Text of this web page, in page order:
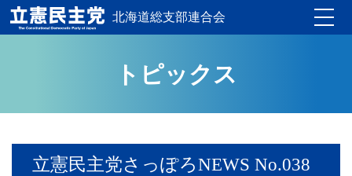
北海道総支部連合会
トピックス
立憲民主党さっぽろNEWS No.038